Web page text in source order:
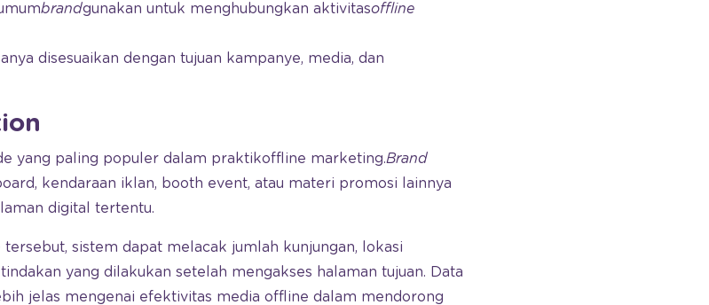
brandgunakan untuk menghubungkan aktivitasoffline
disesuaikan dengan tujuan kampanye, media, dan
yang paling populer dalam praktikoffline marketing.Brand
kendaraan iklan, booth event, atau materi promosi lainnya
digital tertentu.
sistem dapat melacak jumlah kunjungan, lokasi
yang dilakukan setelah mengakses halaman tujuan. Data
jelas mengenai efektivitas media offline dalam mendorong